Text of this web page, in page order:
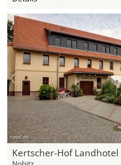
hotel.de
Kertscher-Hof Landhotel